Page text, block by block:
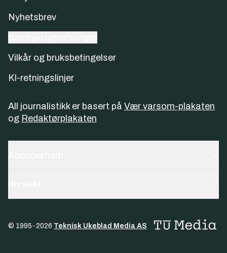
Nyhetsbrev
Vilkår og bruksbetingelser
KI-retningslinjer
All journalistikk er basert på Vær varsom-plakaten
og Redaktørplakaten
© 1995-2026 Teknisk Ukeblad Media AS